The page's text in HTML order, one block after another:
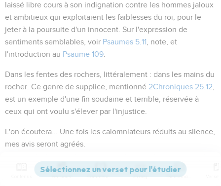
laissé libre cours à son indignation contre les hommes jaloux
et ambitieux qui exploitaient les faiblesses du roi, pour le
jeter à la poursuite d'un innocent. Sur l'expression de
sentiments semblables, voir Psaumes 5.11 , note, et
l'introduction au Psaume 109
Dans les fentes des rochers , littéralement : dans les mains du
rocher . Ce genre de supplice, mentionné 2Chroniques 25.12
est un exemple d'une fin soudaine et terrible, réservée à
ceux qui ont voulu s'élever par l'injustice.
L'on écoutera...
Une fois les calomniateurs réduits au silence,
mes avis seront agréés.
Dans la mort nous regardons à toi !
Versions Commentaires Strong